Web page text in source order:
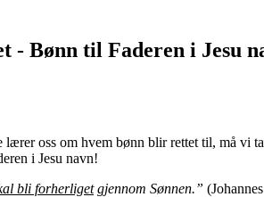
- Bønn til Faderen i Jesu
oss om hvem bønn blir rettet til, må vi
i Jesu navn!
bli forherligetgjennom Sønnen.”